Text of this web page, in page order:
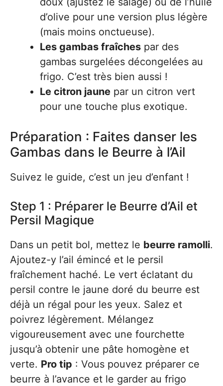
d’olive pour une version plus légère
(mais moins onctueuse).
Les gambas fraîches par des
gambas surgelées décongelées au
frigo. C’est très bien aussi !
Le citron jaune par un citron vert
pour une touche plus exotique.
Préparation : Faites danser les
Gambas dans le Beurre à l’Ail
Suivez le guide, c’est un jeu d’enfant !
Step 1 : Préparer le Beurre d’Ail et
Persil Magique
Dans un petit bol, mettez le beurre ramolli.
Ajoutez-y l’ail émincé et le persil
fraîchement haché. Le vert éclatant du
persil contre le jaune doré du beurre est
déjà un régal pour les yeux. Salez et
poivrez légèrement. Mélangez
vigoureusement avec une fourchette
jusqu’à obtenir une pâte homogène et
verte. Pro tip : Vous pouvez préparer ce
beurre à l’avance et le garder au frigo